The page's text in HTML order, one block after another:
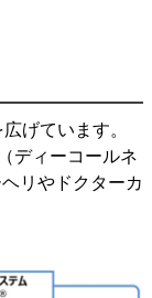
げています。
ディーコールネ
リやドクターカ